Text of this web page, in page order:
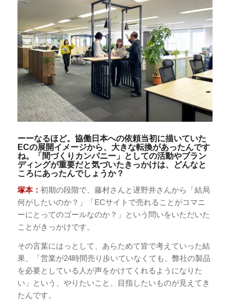
ーーなるほど。協働日本への依頼当初に描いていた
ECの展開イメージから、大きな転換があったんです
ね。「間づくりカンパニー」としての活動やブラン
ディングが重要だと気づいたきっかけは、どんなと
ころにあったんでしょうか？
塚本： 初期の段階で、藤村さんと遅野井さんから「結局
何がしたいのか？」「ECサイトで売れることがコマニ
ーにとってのゴールなのか？」という問いをいただいた
ことがきっかけです。
その言葉にはっとして、あらためて皆で考えていった結
果、「営業が24時間売り歩いていなくても、弊社の製品
を必要としている人が声をかけてくれるようになりた
い」という、やりたいこと、目指したいものが見えてき
たんです。